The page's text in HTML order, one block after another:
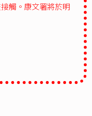
觸。康文署將於明